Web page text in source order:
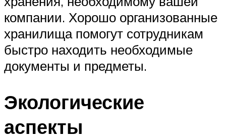
компании. Хорошо организованные
хранилища помогут сотрудникам
быстро находить необходимые
документы и предметы.
Экологические
аспекты